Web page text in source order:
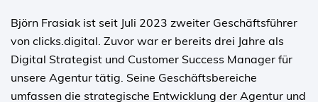
Björn Frasiak ist seit Juli 2023 zweiter Geschäftsführer
von clicks.digital. Zuvor war er bereits drei Jahre als
Digital Strategist und Customer Success Manager für
unsere Agentur tätig. Seine Geschäftsbereiche
umfassen die strategische Entwicklung der Agentur und